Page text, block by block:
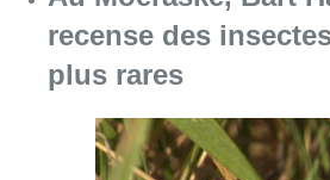
recense des
plus rares